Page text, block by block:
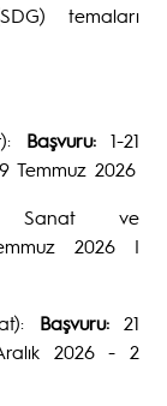
temaları
Başvuru:1-21
Temmuz 2026
Sanat ve
2026 |
Başvuru:21
2026 - 2